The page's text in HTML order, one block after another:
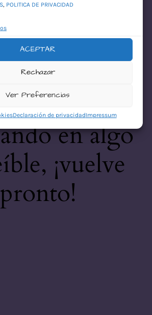
, POLITICA DE PRIVACIDAD
ACEPTAR
Rechazar
Ver Preferencias
Declaración de privacidadImpressum
este
Estamos
en algo
¡vuelve
pronto!